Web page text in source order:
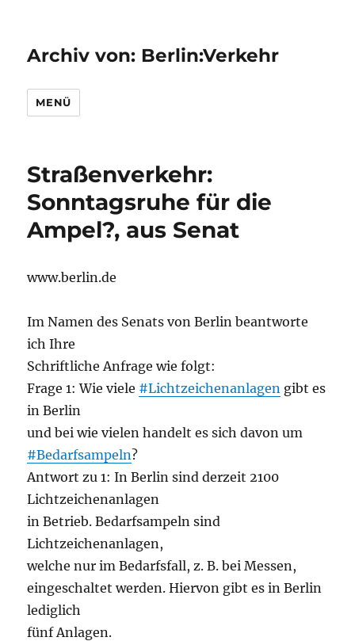
Archiv von: Berlin:Verkehr
MENÜ
Straßenverkehr:
Sonntagsruhe für die
Ampel?, aus Senat
www.berlin.de
Im Namen des Senats von Berlin beantworte
ich Ihre
Schriftliche Anfrage wie folgt:
Frage 1: Wie viele #Lichtzeichenanlagen gibt es
in Berlin
und bei wie vielen handelt es sich davon um
#Bedarfsampeln?
Antwort zu 1: In Berlin sind derzeit 2100
Lichtzeichenanlagen
in Betrieb. Bedarfsampeln sind
Lichtzeichenanlagen,
welche nur im Bedarfsfall, z. B. bei Messen,
eingeschaltet werden. Hiervon gibt es in Berlin
lediglich
fünf Anlagen.